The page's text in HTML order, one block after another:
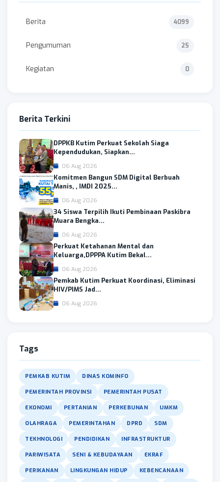
Berita 4099
Pengumuman 25
Kegiatan 0
Berita Terkini
DPPKB Kutim Perkuat Sekolah Siaga
Kependudukan, Siapkan...
06 Aug 2026
Komitmen Bangun SDM Digital Berbuah
Manis, , IMDI 2025...
06 Aug 2026
34 Siswa Terpilih Ikuti Pembinaan Paskibra
Muara Bengka...
06 Aug 2026
Perkuat Ketahanan Mental dan
Keluarga,DPPPA Kutim Bekal...
06 Aug 2026
Pemkab Kutim Perkuat Koordinasi, Eliminasi
HIV/PIMS Jad...
06 Aug 2026
Tags
PEMKAB KUTIM DINAS KOMINFO
PEMERINTAH PROVINSI PEMERINTAH PUSAT
EKONOMI PERTANIAN PERKEBUNAN UMKM
OLAHRAGA PEMERINTAHAN DPRD SDM
TEKHNOLOGI PENDIDIKAN INFRASTRUKTUR
PARIWISATA SENI & KEBUDAYAAN EKRAF
PERIKANAN LINGKUNGAN HIDUP KEBENCANAAN